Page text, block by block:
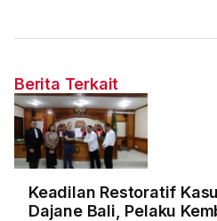
Berita Terkait
Keadilan Restoratif
Dajane Bali, Pelaku